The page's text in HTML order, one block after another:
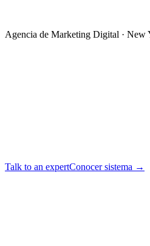
Agencia de Marketing Digital · New
Talk to an expertConocer sistema →